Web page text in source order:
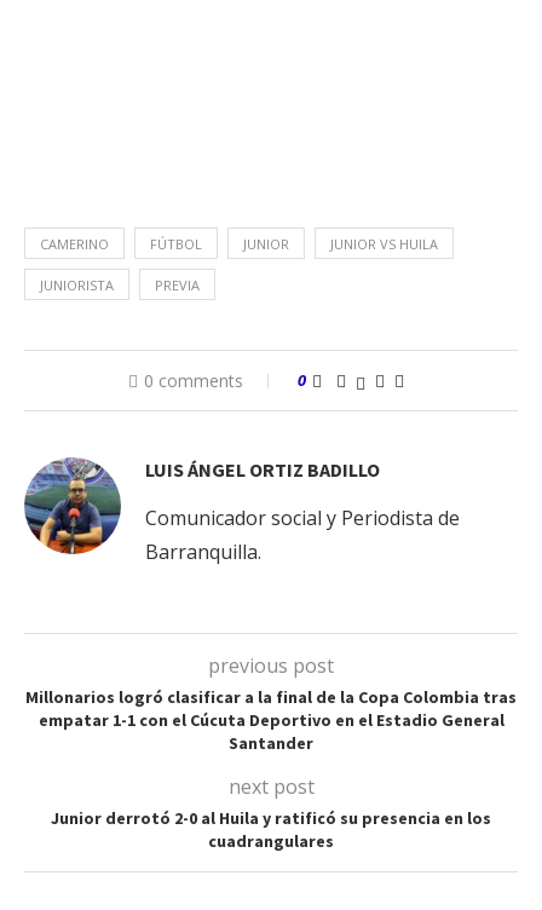
CAMERINO FÚTBOL JUNIOR JUNIOR VS HUILA
JUNIORISTA PREVIA
0 comments 0
LUIS ÁNGEL ORTIZ BADILLO
Comunicador social y Periodista de
Barranquilla.
previous post
Millonarios logró clasificar a la final de la Copa Colombia tras
empatar 1-1 con el Cúcuta Deportivo en el Estadio General
Santander
next post
Junior derrotó 2-0 al Huila y ratificó su presencia en los
cuadrangulares